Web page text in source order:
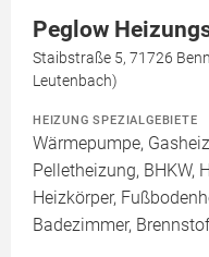
Peglow
Staibstraße 5, 71726
Leutenbach)
HEIZUNG SPEZIALGEBIETE
Wärmepumpe,
Pelletheizung, BHKW,
Heizkörper,
Badezimmer,